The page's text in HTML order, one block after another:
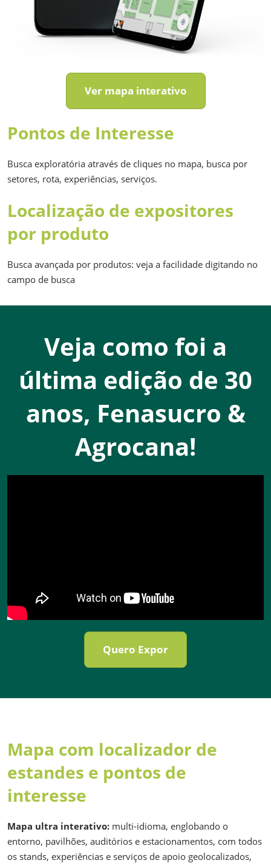
Ver mapa interativo
Pontos de Interesse
Busca exploratória através de cliques no mapa, busca por
setores, rota, experiências, serviços.
Localização de expositores
por produto
Busca avançada por produtos: veja a facilidade digitando no
campo de busca
Veja como foi a
última edição de 30
anos, Fenasucro &
Agrocana!
Quero Expor
Mapa com localizador de
estandes e pontos de
interesse
Mapa ultra interativo: multi-idioma, englobando o
entorno, pavilhões, auditórios e estacionamentos, com todos
os stands, experiências e serviços de apoio geolocalizados,